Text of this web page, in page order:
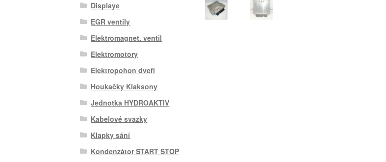
Displaye
EGR ventily
Elektromagnet. ventil
Elektromotory
Elektropohon dveří
Houkačky Klaksony
Jednotka HYDROAKTIV
Kabelové svazky
Klapky sání
Kondenzátor START STOP